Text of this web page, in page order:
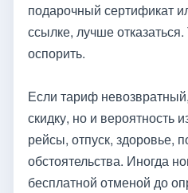
подарочный сертификат
ссылке, лучше
оспорить.
Если тариф
скидку, но и вероятность
рейсы, отпуск, здоровье,
обстоятельства. Иногда
бесплатной отменой до